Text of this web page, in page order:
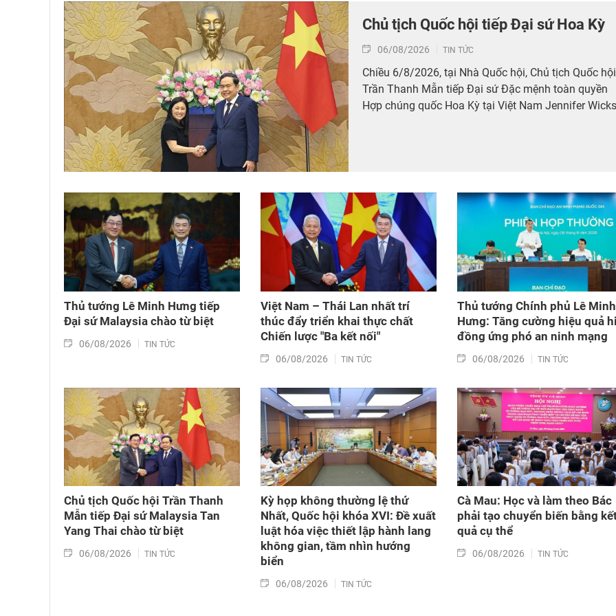
Chủ tịch Quốc hội tiếp Đại sứ Hoa Kỳ
06/08/2026 TIN TỨC
Chiều 6/8/2026, tại Nhà Quốc hội, Chủ tịch Quốc hội
Trần Thanh Mẫn tiếp Đại sứ Đặc mệnh toàn quyền
Hợp chúng quốc Hoa Kỳ tại Việt Nam Jennifer
Thủ tướng Lê Minh Hưng tiếp
Đại sứ Malaysia chào từ biệt
06/08/2026 TIN TỨC
Việt Nam – Thái Lan nhất trí
thúc đẩy triển khai thực chất
Chiến lược "Ba kết nối"
06/08/2026 TIN TỨC
Thủ tướng Chính phủ Lê Minh
Hưng: Tăng cường hiệu quả
đồng ứng phó an ninh mạng
06/08/2026 TIN TỨC
Chủ tịch Quốc hội Trần Thanh
Mẫn tiếp Đại sứ Malaysia Tan
Yang Thai chào từ biệt
06/08/2026 TIN TỨC
Kỳ họp không thường lệ thứ
Nhất, Quốc hội khóa XVI: Đề xuất
luật hóa việc thiết lập hành lang
không gian, tầm nhìn hướng
biển
06/08/2026 TIN TỨC
Cà Mau: Học và làm theo Bác
phải tạo chuyển biến bằng
quả cụ thể
06/08/2026 TIN TỨC